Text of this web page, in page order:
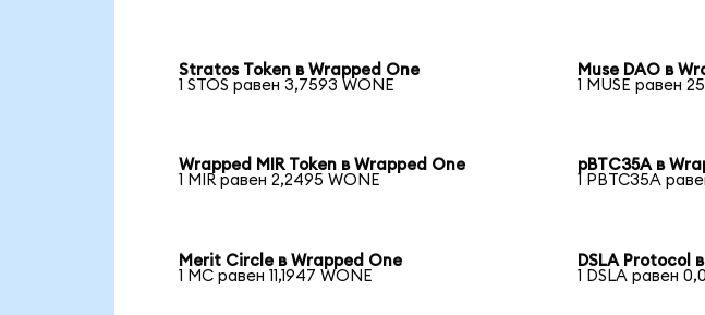
Stratos Token в Wrapped One
1 STOS равен 3,7593 WONE
Muse DAO в
1 MUSE равен
Wrapped MIR Token в Wrapped One
1 MIR равен 2,2495 WONE
pBTC35A в
1 PBTC35A
Merit Circle в Wrapped One
1 MC равен 11,1947 WONE
DSLA Protocol
1 DSLA равен